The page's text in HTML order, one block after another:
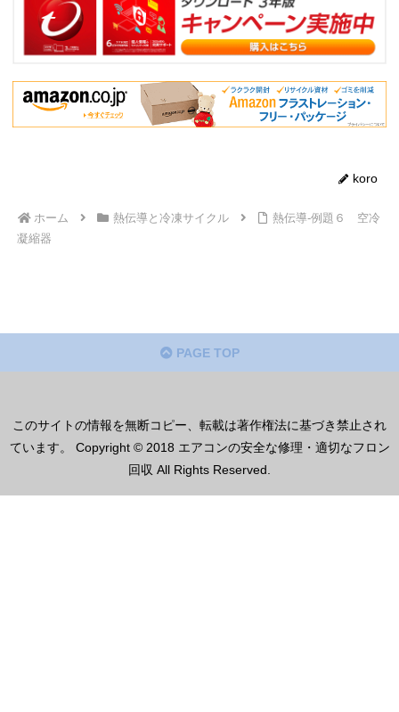
koro
ホーム 熱伝導と冷凍サイクル
熱伝導-例題６ 空冷
凝縮器
PAGE TOP
このサイトの情報を無断コピー、転載は著作権法に基づき禁止され
ています。 Copyright © 2018 エアコンの安全な修理・適切なフロン
回収 All Rights Reserved.